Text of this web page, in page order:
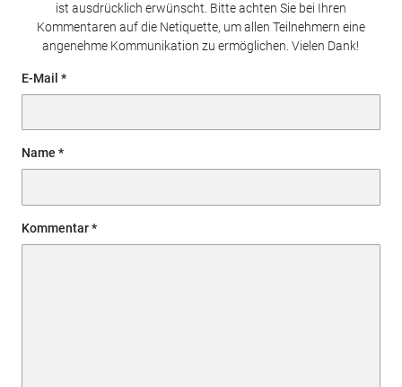
ist ausdrücklich erwünscht. Bitte achten Sie bei Ihren
Kommentaren auf die Netiquette, um allen Teilnehmern eine
angenehme Kommunikation zu ermöglichen. Vielen Dank!
E-Mail
Name
Kommentar